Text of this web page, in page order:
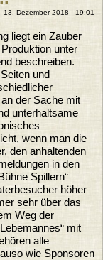
13. Dezember 2018 - 19:01
liegt ein Zauber
unter
beschreiben.
und
der Sache mit
unterhaltsame
wenn man die
den anhaltenden
in den
Spillern“
höher
sehr über das
Weg der
mit
alle
wie Sponsoren